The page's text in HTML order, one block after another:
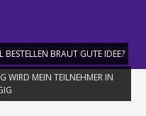
BESTELLEN BRAUT GUTE IDEE?
WIRD MEIN TEILNEHMER IN